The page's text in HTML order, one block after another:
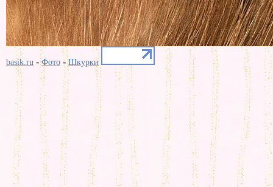
basik.ru -Фото -Шкурки